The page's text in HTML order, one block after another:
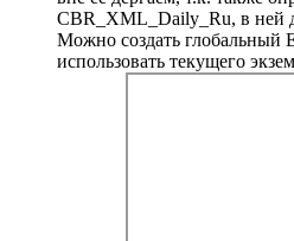
CBR_XML_Daily_Ru, в ней
Можно создать глобальный
использовать текущего